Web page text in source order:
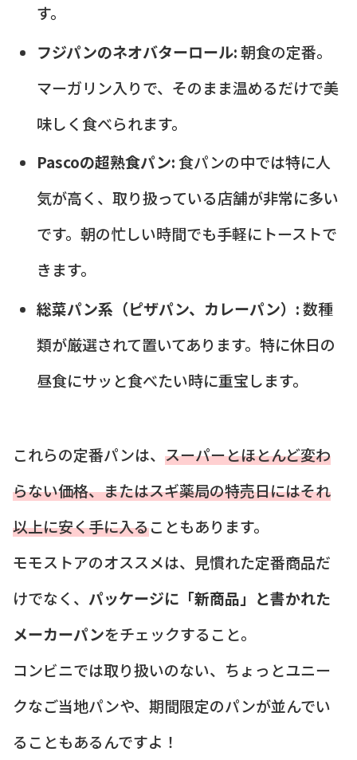
す。
フジパンのネオバターロール:朝食の定番。
マーガリン入りで、そのまま温めるだけで美
味しく食べられます。
Pascoの超熟食パン:食パンの中では特に人
気が高く、取り扱っている店舗が非常に多い
です。朝の忙しい時間でも手軽にトーストで
きます。
総菜パン系（ピザパン、カレーパン）:数種
類が厳選されて置いてあります。特に休日の
昼食にサッと食べたい時に重宝します。
これらの定番パンは、 スーパーとほとんど変わ
らない価格、またはスギ薬局の特売日にはそれ
以上に安く手に入ることもあります。
モモストアのオススメは、見慣れた定番商品だ
けでなく、 パッケージに「新商品」と書かれた
メーカーパンをチェックすること。
コンビニでは取り扱いのない、ちょっとユニー
クなご当地パンや、期間限定のパンが並んでい
ることもあるんですよ！